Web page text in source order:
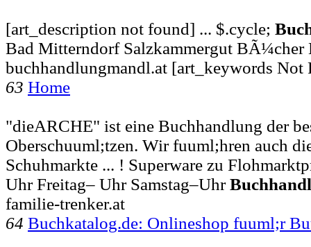
[art_description not found] ... $.cycle;
Bad Mitterndorf Salzkammergut
buchhandlungmandl.at [art_keywords Not
63 Home
"dieARCHE" ist eine Buchhandlung der
Oberschuuml;tzen. Wir fuuml;hren auch
Schuhmarkte ... ! Superware zu
Uhr Freitag– Uhr Samstag–Uhr
familie-trenker.at
64 Buchkatalog.de: Onlineshop fuuml;r